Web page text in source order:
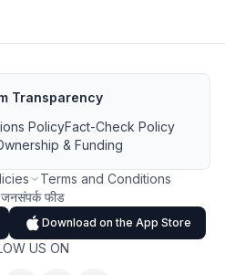
Transparency
PolicyFact-Check Policy
& Funding
Terms and Conditions
फीड
Download on the App Store
US ON